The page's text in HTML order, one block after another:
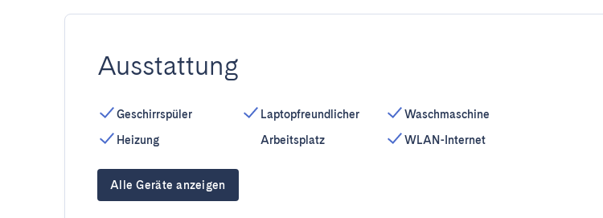
Ausstattung
Geschirrspüler
Heizung
Laptopfreundlicher
Arbeitsplatz
Waschmaschine
WLAN-Internet
Alle Geräte anzeigen